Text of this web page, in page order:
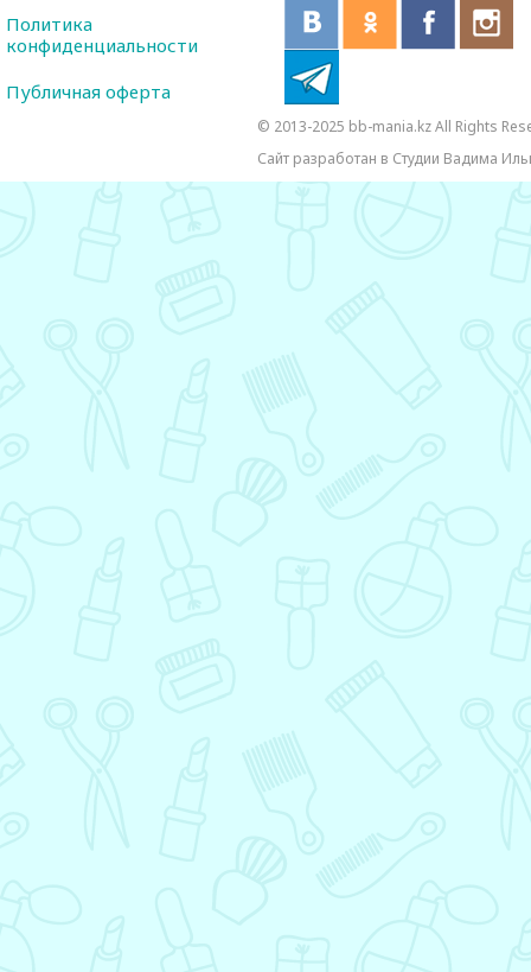
Политика
конфиденциальности
Публичная оферта
© 2013-2025 bb-mania.kz All Rights
Сайт разработан в Студии Вадима